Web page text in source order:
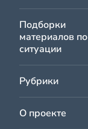
Подборки
материалов по
ситуации
Рубрики
О проекте